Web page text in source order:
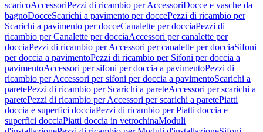
scaricoAccessoriPezzi di ricambio per AccessoriDocce e vasche da
bagnoDocceScarichi a pavimento per doccePezzi di ricambio per
Scarichi a pavimento per docceCanalette per docciaPezzi di
ricambio per Canalette per docciaAccessori per canalette per
docciaPezzi di ricambio per Accessori per canalette per docciaSifoni
per doccia a pavimentoPezzi di ricambio per Sifoni per doccia a
pavimentoAccessori per sifoni per doccia a pavimentoPezzi di
ricambio per Accessori per sifoni per doccia a pavimentoScarichi a
paretePezzi di ricambio per Scarichi a pareteAccessori per scarichi a
paretePezzi di ricambio per Accessori per scarichi a paretePiatti
doccia e superfici docciaPezzi di ricambio per Piatti doccia e
superfici docciaPiatti doccia in vetrochinaModuli